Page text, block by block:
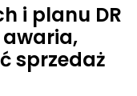
i planu DR
sprzedaż